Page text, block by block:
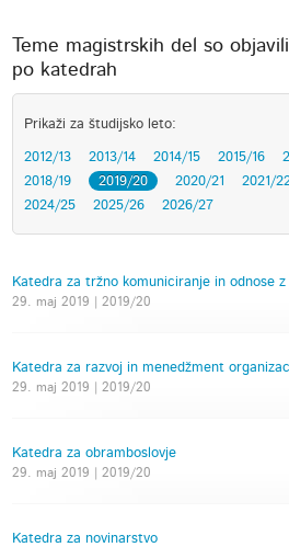
Teme magistrskih del so
po katedrah
Prikaži za študijsko leto:
2012/13 2013/14 2014/15 2015/16
2018/19
2019/20 2020/21 2021/
2024/25
2025/26 2026/27
Katedra za tržno komuniciranje in odnose z
29. maj 2019 | 2019/20
Katedra za razvoj in menedžment
29. maj 2019 | 2019/20
Katedra za obramboslovje
29. maj 2019 | 2019/20
Katedra za novinarstvo